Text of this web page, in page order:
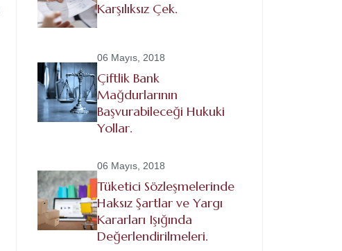
Karşılıksız Çek.
06 Mayıs, 2018
Çiftlik Bank
Mağdurlarının
Başvurabileceği Hukuki
Yollar.
06 Mayıs, 2018
Tüketici Sözleşmelerinde
Haksız Şartlar ve Yargı
Kararları Işığında
Değerlendirilmeleri.